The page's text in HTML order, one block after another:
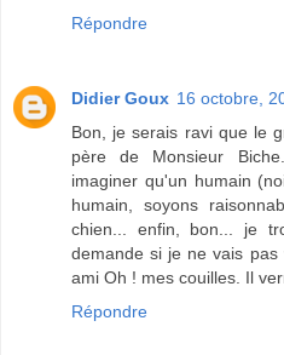
Répondre
Didier Goux 16 octobre,
Bon, je serais ravi que le
père de Monsieur
imaginer qu'un humain
humain, soyons
chien... enfin, bon... je
demande si je ne vais
ami Oh ! mes couilles. Il
Répondre